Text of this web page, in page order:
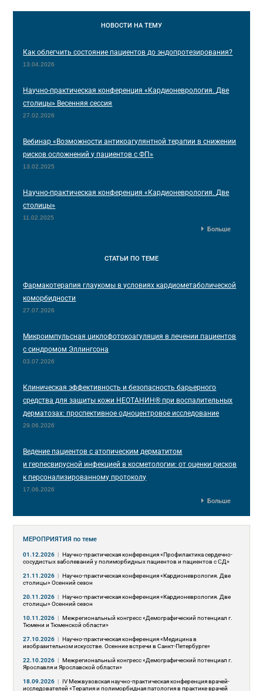
НОВОСТИ НА ТЕМУ
Как облегчить состояние пациентов до эндопротезирования?
13.04.2026
Научно-практическая конференция «Кардионеврология. Две
столицы» Весенняя сессия
27.02.2026
Вебинар «Возможности антикоагулянтной терапии в снижении
рисков осложнений у пациентов с ФП»
13.02.2025
Научно-практическая конференция «Кардионеврология. Две
столицы»
11.02.2025
Больше
СТАТЬИ ПО ТЕМЕ
Фармакотерапия глаукомы в условиях кардиометаболической
коморбидности
27.07.2026
Микроимпульсная циклофотокоагуляция в лечении пациентов
с синдромом Эллингсона
03.07.2026
Клиническая эффективность и безопасность барьерного
средства для защиты кожи НЕОТАНИН® при воспалительных
дерматозах: проспективное одноцентровое исследование
29.06.2026
Ведение пациентов с атопическим дерматитом
и герпесвирусной инфекцией в косметологии: от оценки рисков
к персонализированному протоколу
17.06.2026
Больше
МЕРОПРИЯТИЯпо теме
01.12.2026 | Научно-практическая конференция «Профилактика сердечно-
сосудистых заболеваний у полиморбидных пациентов и пациентов с СД»
21.11.2026 | Научно-практическая конференция «Кардионеврология. Две
столицы» Осенний сезон
20.11.2026 | Научно-практическая конференция «Кардионеврология. Две
столицы» Осенний сезон
10.11.2026 | Межрегиональный конгресс «Демографический потенциал г.
Тюмени и Тюменской области»
27.10.2026 | Научно-практическая конференция «Медицина в
изобразительном искусстве. Осенние встречи в Санкт-Петербурге»
22.10.2026 | Межрегиональный конгресс «Демографический потенциал г.
Ярославля и Ярославской области»
18.09.2026 | IV Межвузовская научно-практическая конференция врачей-
исследователей «Терапия и полиморбидная патология в практике врачей